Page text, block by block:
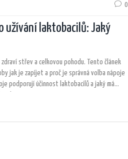
0
užívání laktobacilů: Jaký
střev a celkovou pohodu. Tento článek
jak je zapíjet a proč je správná volba nápoje
podporují účinnost laktobacilů a jaký má